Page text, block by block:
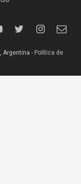
Argentina - Política de